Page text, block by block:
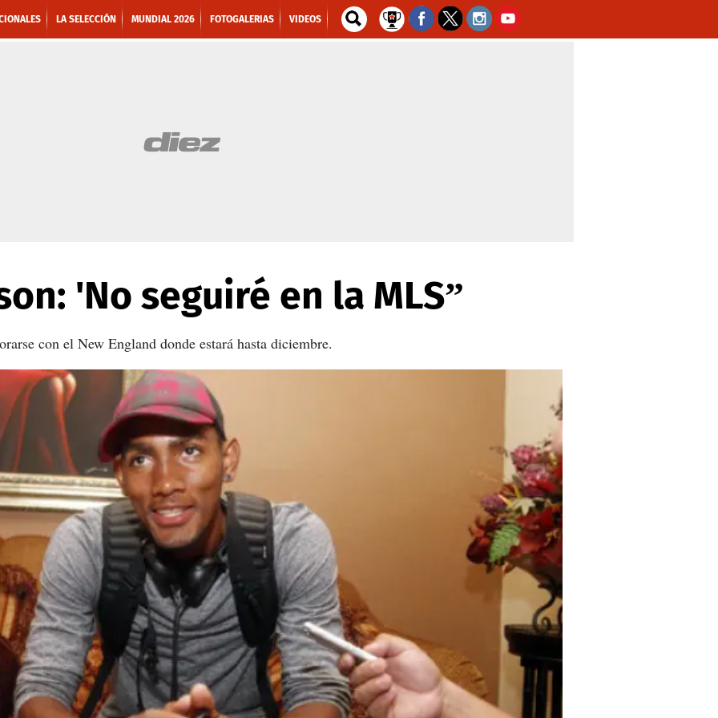
LA SELECCIÓN MUNDIAL 2026 FOTOGALERIAS VIDEOS
'No seguiré en la MLS”
con el New England donde estará hasta diciembre.